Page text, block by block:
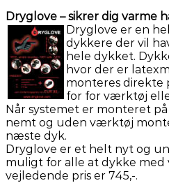
Dryglove – sikrer dig varme
Dryglove er en
dykkere der vil
hele dykket.
hvor der er
monteres direkte
for for værktøj
Når systemet er monteret
nemt og uden værktøj
næste dyk.
Dryglove er et helt nyt og
muligt for alle at dykke
vejledende pris er 745,-.